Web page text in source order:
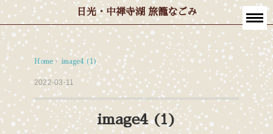
日光・中禅寺湖 旅籠なごみ
Home › image4 (1)
2022-03-11
image4 (1)